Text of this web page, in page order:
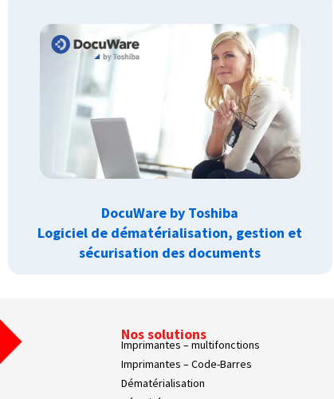
DocuWare by Toshiba
Logiciel de dématérialisation, gestion et
sécurisation des documents
Nos solutions
Imprimantes – multifonctions
Imprimantes – Code-Barres
Dématérialisation